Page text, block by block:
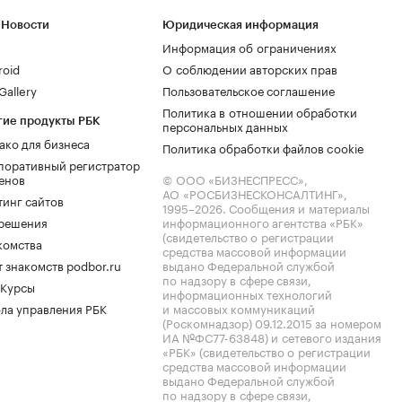
продукты РБК
для бизнеса
регистратор
сайтов
знакомств podbor.ru
управления РБК
Юридическая информация
Информация об ограничениях
О соблюдении авторских прав
Пользовательское соглашение
Политика в отношении обработки
персональных данных
Политика обработки файлов cookie
© ООО «БИЗНЕСПРЕСС»,
АО «РОСБИЗНЕСКОНСАЛТИНГ»,
1995–2026. Сообщения и материалы
информационного агентства «РБК»
(свидетельство о регистрации
средства массовой информации
выдано Федеральной службой
по надзору в сфере связи,
информационных технологий
и массовых коммуникаций
(Роскомнадзор) 09.12.2015 за номером
ИА №ФС77-63848) и сетевого издания
«РБК» (свидетельство о регистрации
средства массовой информации
выдано Федеральной службой
по надзору в сфере связи,